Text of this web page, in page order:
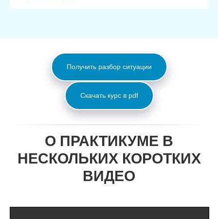
Получить разбор ситуации
Скачать курс в pdf
О ПРАКТИКУМЕ В
НЕСКОЛЬКИХ КОРОТКИХ
ВИДЕО